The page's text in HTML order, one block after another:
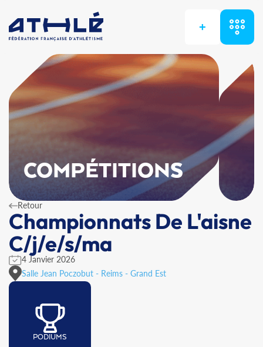
+
COMPÉTITIONS
Retour
Championnats De L'aisne
C/j/e/s/ma
4 Janvier 2026
Salle Jean Poczobut - Reims - Grand Est
PODIUMS